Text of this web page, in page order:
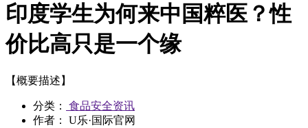
印度学生为何来中国粹医？性
价比高只是一个缘
【概要描述】
分类：
食品安全资讯
作者： U乐·国际官网